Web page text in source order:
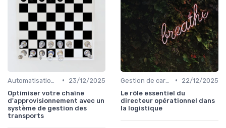
•
23/12/2025
Optimiser votre chaîne
d'approvisionnement avec un
système de gestion des
transports
•
22/12/2025
Le rôle essentiel du
directeur opérationnel dans
la logistique